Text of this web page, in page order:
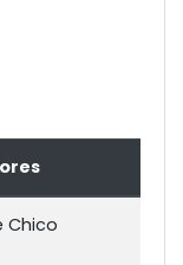
Chico